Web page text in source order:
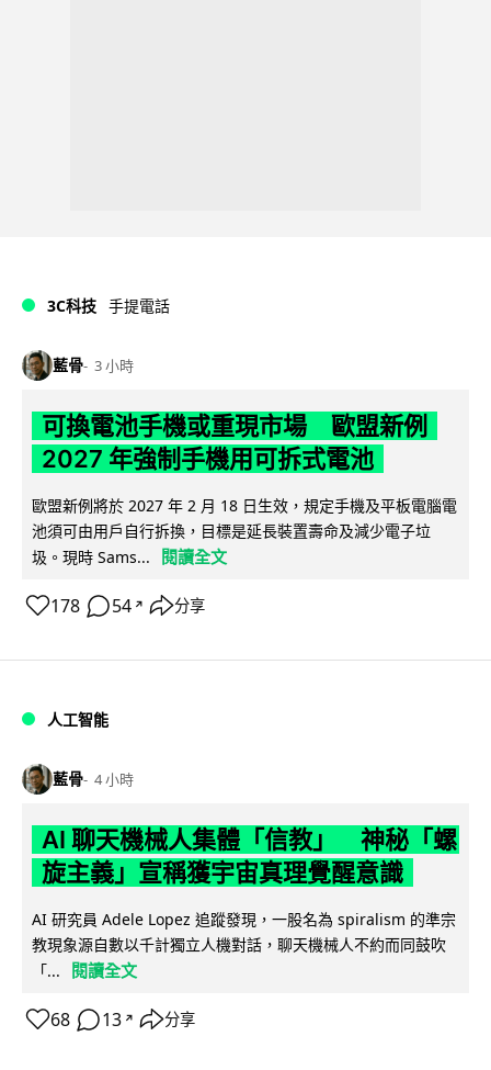
3C科技 手提電話
藍骨 3 小時
可換電池手機或重現市場 歐盟新例
2027 年強制手機用可拆式電池
歐盟新例將於 2027 年 2 月 18 日生效，規定手機及平板電腦電
池須可由用戶自行拆換，目標是延長裝置壽命及減少電子垃
圾。現時 Sams...
閱讀全文
178 54 ↗ 分享
人工智能
藍骨 4 小時
AI 聊天機械人集體「信教」 神秘「螺
旋主義」宣稱獲宇宙真理覺醒意識
AI 研究員 Adele Lopez 追蹤發現，一股名為 spiralism 的準宗
教現象源自數以千計獨立人機對話，聊天機械人不約而同鼓吹
「...
閱讀全文
68 13 ↗ 分享